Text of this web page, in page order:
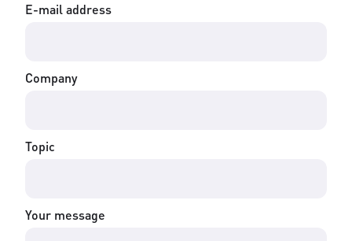
E-mail address
Company
Topic
Your message